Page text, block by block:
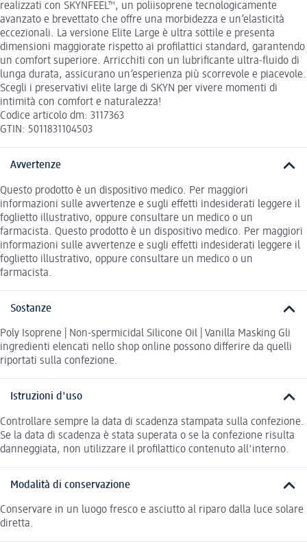
realizzati con SKYNFEEL™, un poliisoprene tecnologicamente
avanzato e brevettato che offre una morbidezza e un’elasticità
eccezionali. La versione Elite Large è ultra sottile e presenta
dimensioni maggiorate rispetto ai profilattici standard, garantendo
un comfort superiore. Arricchiti con un lubrificante ultra-fluido di
lunga durata, assicurano un’esperienza più scorrevole e piacevole.
Scegli i preservativi elite large di SKYN per vivere momenti di
intimità con comfort e naturalezza!
Codice articolo dm: 3117363
GTIN: 5011831104503
Avvertenze
Questo prodotto è un dispositivo medico. Per maggiori
informazioni sulle avvertenze e sugli effetti indesiderati leggere il
foglietto illustrativo, oppure consultare un medico o un
farmacista. Questo prodotto è un dispositivo medico. Per maggiori
informazioni sulle avvertenze e sugli effetti indesiderati leggere il
foglietto illustrativo, oppure consultare un medico o un
farmacista.
Sostanze
Poly Isoprene | Non-spermicidal Silicone Oil | Vanilla Masking Gli
ingredienti elencati nello shop online possono differire da quelli
riportati sulla confezione.
Istruzioni d'uso
Controllare sempre la data di scadenza stampata sulla confezione.
Se la data di scadenza è stata superata o se la confezione risulta
danneggiata, non utilizzare il profilattico contenuto all'interno.
Modalità di conservazione
Conservare in un luogo fresco e asciutto al riparo dalla luce solare
diretta.